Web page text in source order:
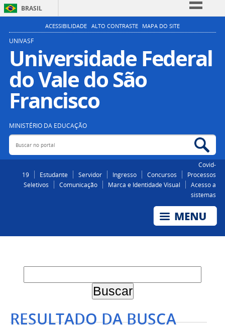
BRASIL
Simplifique!
Participe
Acesso à informação
Legislação
ACESSIBILIDADE ALTO CONTRASTE MAPA DO SITE
UNIVASF
Universidade Federal
do Vale do São
Francisco
MINISTÉRIO DA EDUCAÇÃO
Buscar no portal
Covid-
19
Estudante Servidor Ingresso Concursos
Processos
Seletivos
Comunicação Marca e Identidade Visual
Acesso a
sistemas
RESULTADO DA BUSCA